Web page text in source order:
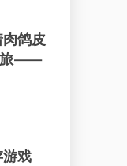
肉鸽皮
旅——
游戏